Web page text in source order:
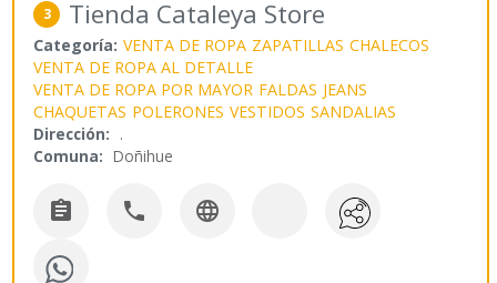
3 Tienda Cataleya Store
Categoría: VENTA DE ROPA ZAPATILLAS CHALECOS
VENTA DE ROPA AL DETALLE
VENTA DE ROPA POR MAYOR FALDAS JEANS
CHAQUETAS POLERONES VESTIDOS SANDALIAS
Dirección: .
Comuna: Doñihue
  